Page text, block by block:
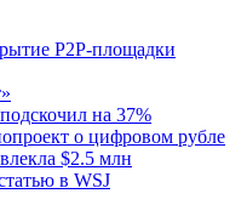
P2P-площадки
на 37%
о цифровом рубле
$2.5 млн
в WSJ